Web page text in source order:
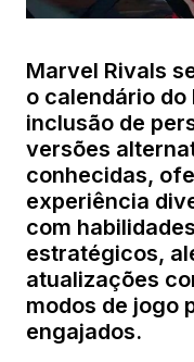
Marvel Rivals
o calendário do
inclusão de
versões
conhecidas,
experiência
com
estratégicos,
atualizações
modos de jogo
engajados.